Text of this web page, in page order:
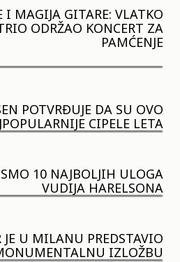
I MAGIJA GITARE: VLATKO
ODRŽAO KONCERT ZA
PAMĆENJE
POTVRĐUJE DA SU OVO
CIPELE LETA
10 NAJBOLJIH ULOGA
VUDIJA HARELSONA
JE U MILANU PREDSTAVIO
IZLOŽBU